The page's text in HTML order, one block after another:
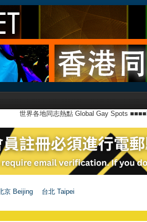
世界各地同志熱點 Global Gay Spots ■■■■
京 Beijing 台北 Taipei